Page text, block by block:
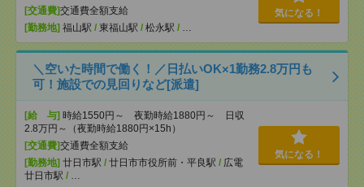
[交通費]交通費全額支給
[勤務地] 福山駅 / 東福山駅 / 松永駅 / …
気になる！
＼空いた時間で働く！／日払いOK×1勤務2.8万円も
可！施設での見回りなど[派遣]
[給 与] 時給1550円～ 夜勤時給1880円～ 日収
2.8万円～（夜勤時給1880円×15h）
[交通費]交通費全額支給
[勤務地] 廿日市駅 / 廿日市市役所前・平良駅 / 広電
廿日市駅 / …
気になる！